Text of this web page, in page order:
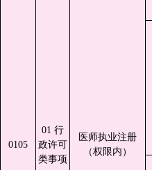
0105
01 行
政许可
类事项
医师执业注册
（权限内）